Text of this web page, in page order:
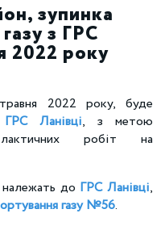
зупинка
з ГРС
2022 року
2022 року, буде
ГРС Ланівці, з метою
робіт на
до ГРС Ланівці,
газу №56.